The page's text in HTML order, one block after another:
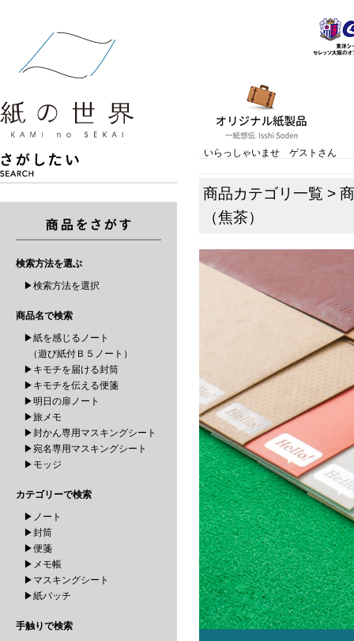
検索方法を選ぶ
▶検索方法を選択
商品名で検索
▶紙を感じるノート
（遊び紙付Ｂ５ノート）
▶キモチを届ける封筒
▶キモチを伝える便箋
▶明日の扉ノート
▶旅メモ
▶封かん専用マスキングシート
▶宛名専用マスキングシート
▶モッジ
カテゴリーで検索
▶ノート
▶封筒
▶便箋
▶メモ帳
▶マスキングシート
▶紙バッチ
手触りで検索
いらっしゃいませ ゲストさん
商品カテゴリ一覧 >
（焦茶）